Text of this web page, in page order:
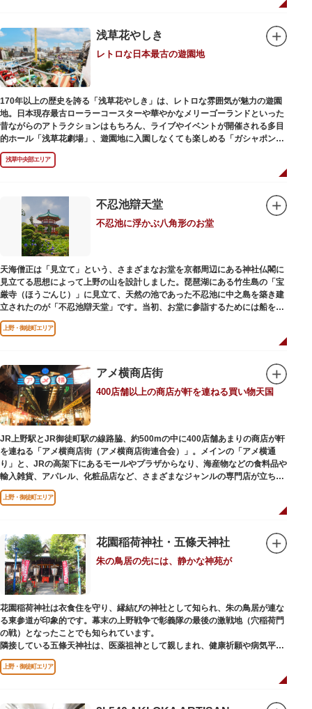
じる場所です。江戸文化を感じる粋な商品の数々は、海外からの観光客にも
ての味を堪能できるのも魅力。下町っ子の威勢の良い売り声が飛び交うな
か、お気に入りのお土産探しをお楽しみください。
浅草花やしき
レトロな日本最古の遊園地
170年以上の歴史を誇る「浅草花やしき」は、レトロな雰囲気が魅力の遊園
地。日本現存最古ローラーコースターや華やかなメリーゴーランドといった
昔ながらのアトラクションはもちろん、ライブやイベントが開催される多目
的ホール「浅草花劇場」、遊園地に入園しなくても楽しめる「ガシャポンの
デパート浅草花やしき店」も併設され、さまざまな娯楽を楽しめる浅草の
「遊びの場」として親しまれています。
と菊細工を主とした花園（かえん）として誕生しました。明治時代に入ると
遊戯施設が置かれ、珍鳥や猛獣、見世物の展示などでも評判に。全国有数の
動物園としても知られるようになりました。戦後は遊園地として再開し、温
かさと懐かしさを併せ持つレトロなアトラクションや雰囲気で人気のスポッ
トとなっています。幼児（0歳～4歳）は入園とのりもの料が無料で、年齢や
身長制限の無いアトラクションもあり、子どもの遊園地デビューにもぴった
りです。
浅草中央部エリア
不忍池辯天堂
不忍池に浮かぶ八角形のお堂
天海僧正は「見立て」という、さまざまなお堂を京都周辺にある神社仏閣に
見立てる思想によって上野の山を設計しました。琵琶湖にある竹生島の「宝
厳寺（ほうごんじ）」に見立て、天然の池であった不忍池に中之島を築き建
立されたのが「不忍池辯天堂」です。当初、お堂に参詣するためには船を使
用していましたが、参詣者が増えたことから橋がかけられました。不忍池の
どこからでも参拝できるように、八角形の建物になったと言われ、7月から8
ご本尊である辯才天は、音楽と芸能の守り神として広く信仰され、
「辯”財”天」とも書くことから、金運上昇といったご利益もあると言われて
います。辯才天は琵琶を持った姿で知られていますが、不忍池辯天堂の辯才
天は、8本の腕に煩悩を破壊する武器をお持ちになっている「八臂辯才天
（はっぴべんざいてん）」。9月に行われる「巳成金（みなるかね）大祭」
で目にすることができます。
不忍池辯天堂には、豊臣秀吉公が大切にしていたという伝説のある、谷中七
福神とは別の「大黒天」も祀られています。
上野・御徒町エリア
アメ横商店街
400店舗以上の商店が軒を連ねる買い物天国
JR上野駅とJR御徒町駅の線路脇、約500mの中に400店舗あまりの商店が軒
を連ねる「アメ横商店街（アメ横商店街連合会）」。メインの「アメ横通
り」と、JRの高架下にあるモールやプラザからなり、海産物などの食料品や
輸入雑貨、アパレル、化粧品店など、さまざまなジャンルの専門店が立ち並
んでいます。活気ある呼び込みが飛び交うなかで、店員さんとの会話も楽し
みながら目玉商品や特価品を探せるのが魅力のひとつ。年末の叩き売りは風
アメ横のはじまりは、物資が底をついた第二次世界大戦後にできた闇市。多
くの闇市が的屋の仕切りであったのに対して、アメ横は満州からの復員兵が
共同体となり連合会を結成。出店を統制し、商店街が形成されました。
当時、JR上野駅のすぐ南に発生した闇市は、飴を販売する屋台があったこと
から「アメヤ横丁（飴屋通り）」と呼ばれるように。反対側のJR御徒町付近
には、アメリカ進駐軍の放出物資を販売する店ができたので「アメリカ横丁
（アメリカ通り）」と呼ばれるようになりました。この2つのエリアが統合
され、今の「アメ横」になったと言われています。
上野・御徒町エリア
花園稲荷神社・五條天神社
朱の鳥居の先には、静かな神苑が
花園稲荷神社は衣食住を守り、縁結びの神社として知られ、朱の鳥居が連な
る東参道が印象的です。幕末の上野戦争で彰義隊の最後の激戦地（穴稲荷門
の戦）となったことでも知られています。
隣接している五條天神社は、医薬祖神として親しまれ、健康祈願や病気平癒
祈願の参拝者が多く、相殿には菅原道真公も祀られています。
境内がつながっており、まるでひとつの神社かのように並んで鎮座していま
すが、それぞれ別々の由緒の独立した神社です。どちらの御朱印も五條天神
上野・御徒町エリア